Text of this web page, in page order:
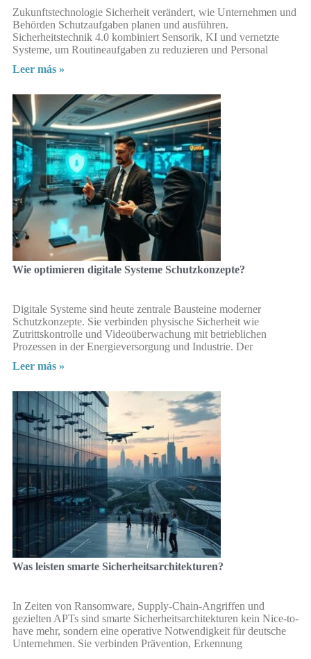
Zukunftstechnologie Sicherheit verändert, wie Unternehmen und
Behörden Schutzaufgaben planen und ausführen.
Sicherheitstechnik 4.0 kombiniert Sensorik, KI und vernetzte
Systeme, um Routineaufgaben zu reduzieren und Personal
Leer más »
Wie optimieren digitale Systeme Schutzkonzepte?
Digitale Systeme sind heute zentrale Bausteine moderner
Schutzkonzepte. Sie verbinden physische Sicherheit wie
Zutrittskontrolle und Videoüberwachung mit betrieblichen
Prozessen in der Energieversorgung und Industrie. Der
Leer más »
Was leisten smarte Sicherheitsarchitekturen?
In Zeiten von Ransomware, Supply-Chain-Angriffen und
gezielten APTs sind smarte Sicherheitsarchitekturen kein Nice-to-
have mehr, sondern eine operative Notwendigkeit für deutsche
Unternehmen. Sie verbinden Prävention, Erkennung